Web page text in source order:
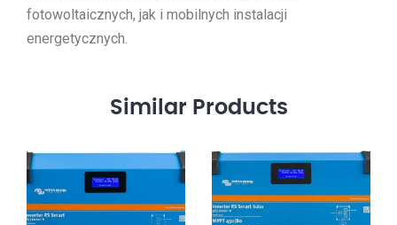
fotowoltaicznych, jak i mobilnych instalacji
energetycznych.
Similar Products